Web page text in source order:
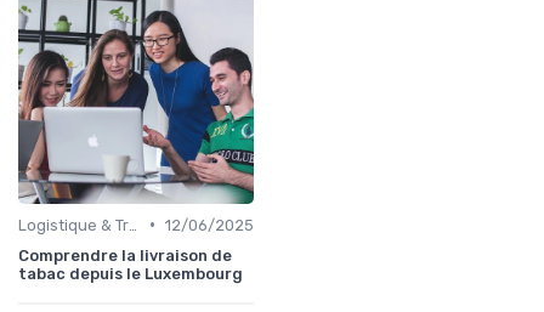
• 12/06/2025
Comprendre la livraison de
tabac depuis le Luxembourg